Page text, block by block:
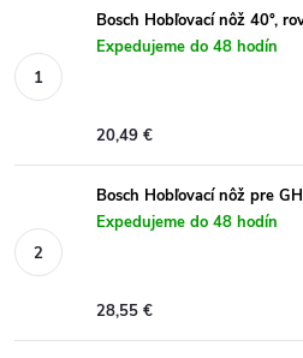
Bosch Hobľovací nôž 40°,
Expedujeme do 48 hodín
20,49 €
Bosch Hobľovací nôž pre
Expedujeme do 48 hodín
28,55 €